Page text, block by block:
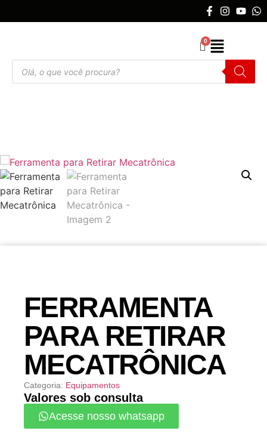
FERRAMENTA
PARA RETIRAR
MECATRÔNICA
Categoria: Equipamentos
Valores sob consulta
Acesse nosso whatsapp